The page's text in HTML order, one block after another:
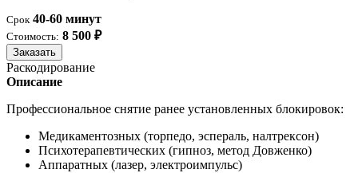
Срок 40-60 минут
Стоимость: 8 500 ₽
Заказать
Раскодирование
Описание
Профессиональное снятие ранее установленных блокировок:
Медикаментозных (торпедо, эспераль, налтрексон)
Психотерапевтических (гипноз, метод Довженко)
Аппаратных (лазер, электроимпульс)